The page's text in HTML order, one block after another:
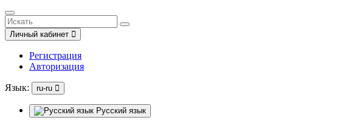
Личный кабинет
Регистрация
Авторизация
Язык: ru-ru
Русский язык